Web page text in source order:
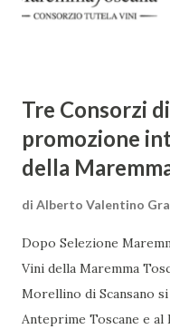
canti, composto da
Tre Consorzi
promozione
della
di Alberto Valentino
Dopo Selezione
Vini della Maremma
Morellino di Scansano
Anteprime Toscane e al